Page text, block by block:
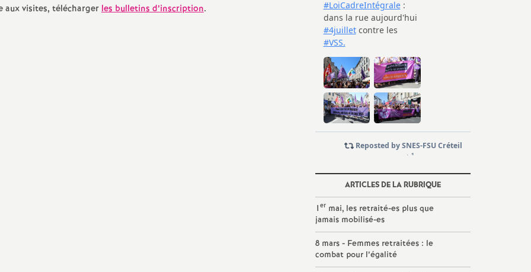
aux visites, téléchargerles bulletins d’inscription.
ARTICLES DE LA RUBRIQUE
1ermai, les retraité-es plus que
jamais mobilisé-es
8 mars - Femmes retraitées : le
combat pour l’égalité